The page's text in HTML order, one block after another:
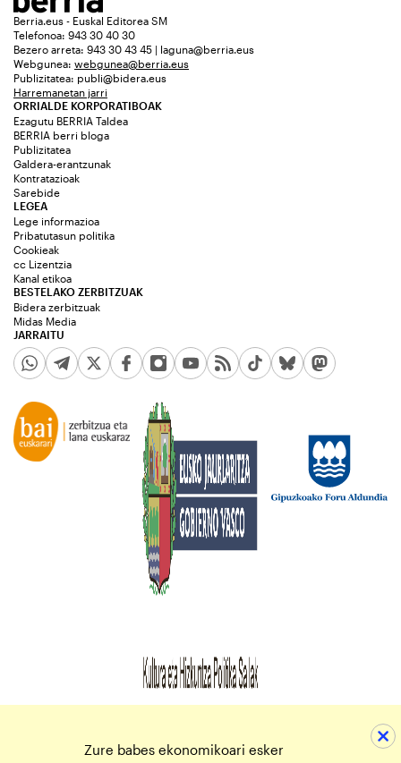
Berria.eus - Euskal Editorea SM
Telefonoa: 943 30 40 30
Bezero arreta: 943 30 43 45 | laguna@berria.eus
Webgunea: webgunea@berria.eus
Publizitatea: publi@bidera.eus
Harremanetan jarri
ORRIALDE KORPORATIBOAK
Ezagutu BERRIA Taldea
BERRIA berri bloga
Publizitatea
Galdera-erantzunak
Kontratazioak
Sarebide
JARRAITU
LEGEA
Lege informazioa
Pribatutasun politika
Cookieak
cc Lizentzia
Kanal etikoa
BESTELAKO ZERBITZUAK
Bidera zerbitzuak
Midas Media
Zure babes ekonomikoari esker